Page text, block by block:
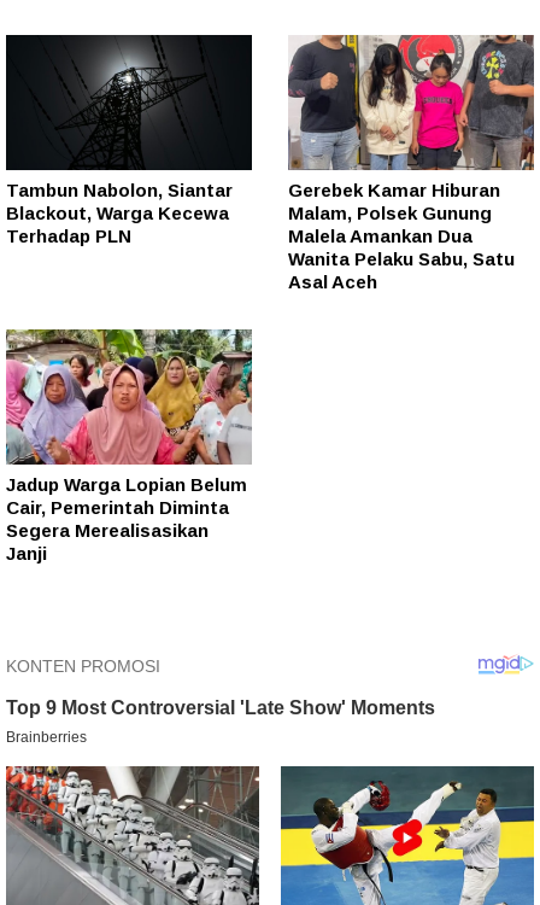
Tambun Nabolon, Siantar
Blackout, Warga Kecewa
Terhadap PLN
Gerebek Kamar Hiburan
Malam, Polsek Gunung
Malela Amankan Dua
Wanita Pelaku Sabu, Satu
Asal Aceh
Jadup Warga Lopian Belum
Cair, Pemerintah Diminta
Segera Merealisasikan
Janji